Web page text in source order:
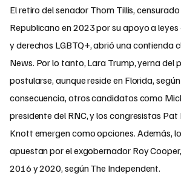
El retiro del senador Thom Tillis,
Republicano en 2023 por su apoyo a
y derechos LGBTQ+, abrió una contienda
News. Por lo tanto, Lara Trump, yerna del
postularse, aunque reside en Florida,
consecuencia, otros candidatos como
presidente del RNC, y los congresistas
Knott emergen como opciones. Además,
apuestan por el exgobernador Roy
2016 y 2020, según The Independent.